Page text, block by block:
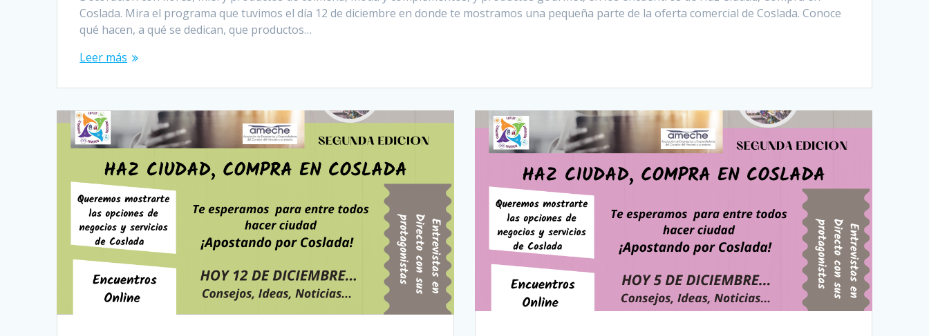
Coslada. Mira el programa que tuvimos el día 12 de diciembre en donde te mostramos una pequeña parte de la oferta comercial de Coslada. Conoce
qué hacen, a qué se dedican, que productos…
Leer más